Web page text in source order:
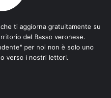
ti aggiorna gratuitamente su
del Basso veronese.
per noi non è solo uno
verso i nostri lettori.